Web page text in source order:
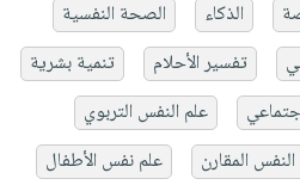
الذكاء
الصحة النفسية
تفسير الأحلام
تنمية بشرية
علم النفس التربوي
المقارن
علم نفس الأطفال